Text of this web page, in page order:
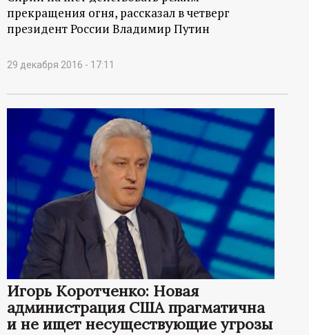
прекращения огня, рассказал в четверг
президент России Владимир Путин
29 декабря 2016 - 17:11
Игорь Коротченко: Новая
администрация США прагматична
и не ищет несуществующие угрозы